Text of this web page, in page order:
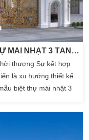
BẢN VẼ THIẾT KẾ MẪU BIỆT THỰ MÁI NHẬT 3 TẦNG TÂN CỔ ĐIỂN
thượng Sự kết hợp
là xu hướng thiết kế
biệt thự mái nhật 3
kết hợp kiến trúc độc